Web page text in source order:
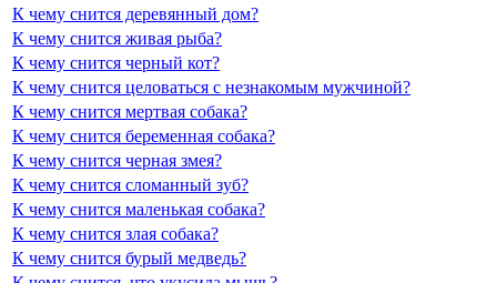
К чему снится деревянный дом?
К чему снится живая рыба?
К чему снится черный кот?
К чему снится целоваться с незнакомым мужчиной?
К чему снится мертвая собака?
К чему снится беременная собака?
К чему снится черная змея?
К чему снится сломанный зуб?
К чему снится маленькая собака?
К чему снится злая собака?
К чему снится бурый медведь?